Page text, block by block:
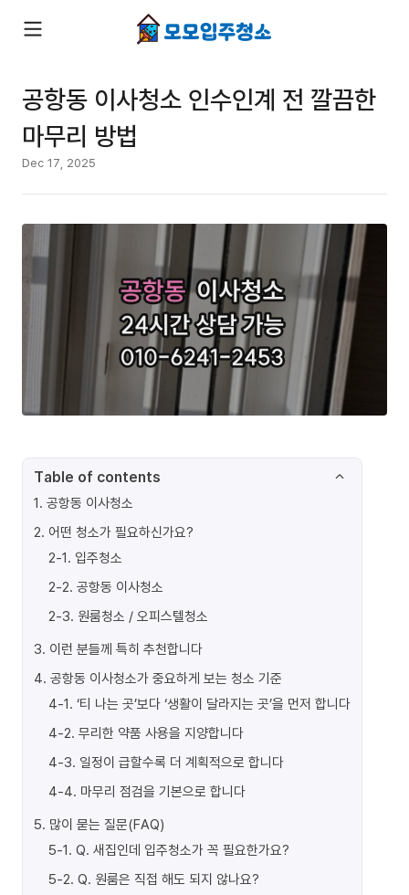
공항동 이사청소 인수인계 전 깔끔한
마무리 방법
Dec 17, 2025
Table of contents
1. 공항동 이사청소
2. 어떤 청소가 필요하신가요?
2-1. 입주청소
2-2. 공항동 이사청소
2-3. 원룸청소 / 오피스텔청소
3. 이런 분들께 특히 추천합니다
4. 공항동 이사청소가 중요하게 보는 청소 기준
4-1. ‘티 나는 곳’보다 ‘생활이 달라지는 곳’을 먼저 합니다
4-2. 무리한 약품 사용을 지양합니다
4-3. 일정이 급할수록 더 계획적으로 합니다
4-4. 마무리 점검을 기본으로 합니다
5. 많이 묻는 질문(FAQ)
5-1. Q. 새집인데 입주청소가 꼭 필요한가요?
5-2. Q. 원룸은 직접 해도 되지 않나요?